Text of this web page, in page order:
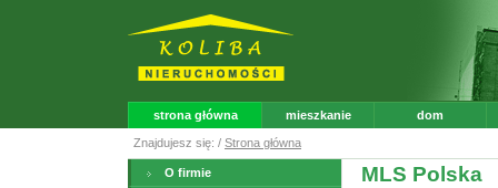
strona główna mieszkanie dom
Znajdujesz się: / Strona główna
O firmie MLS Polska